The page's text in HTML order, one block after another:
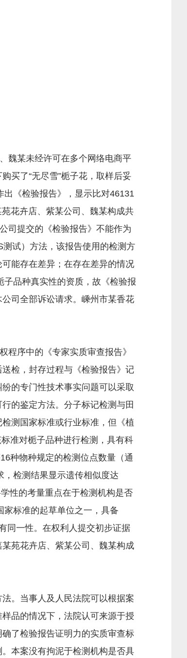
魏某未经许可在多个网络电商平
买了“无尽雪”栀子花，取样后妥
《检验报告》，显示比对46131
花卉店、紫某公司、魏某构成共
司提交的《检验报告》不能作为
试）方法，该报告使用的检测方
能存在差异；在存在差异的情况
品种真实性的资质，故《检验报
司全部诉讼请求。嵊州市某香花
序中的《专家实质审查报告》
检，封存过程与《检验报告》记
的专门性技术事实问题可以采取
的鉴定方法。分子标记检测与田
测国家标准或行业标准，但《植
准对栀子品种进行检测，具有科
种物种规定的检测位点数量（通
检测结果显示遗传相似度达
性的考量重点在于检测机构是否
标准的起草单位之一，具备
同一性。在权利人提交初步证据
苑花卉店、紫某公司、魏某构成
。当事人及人民法院可以根据案
品的情况下，法院认可来源于授
了检验报告证明力的实质审查标
本案没有拘泥于检测机构是否具